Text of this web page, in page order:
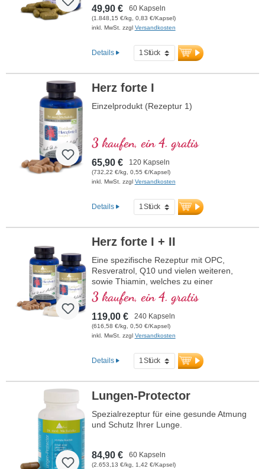
49,90 € 60 Kapseln
(1.848,15 €/kg, 0,83 €/Kapsel)
inkl. MwSt. zzgl Versandkosten
Details
Herz forte I
Einzelprodukt (Rezeptur 1)
3 kaufen, ein 4. gratis
65,90 € 120 Kapseln
(732,22 €/kg, 0,55 €/Kapsel)
inkl. MwSt. zzgl Versandkosten
Details
Herz forte I + II
Eine spezifische Rezeptur mit OPC,
Resveratrol, Q10 und vielen weiteren,
sowie Thiamin, welches zu einer
normalen Herzfunktion beiträgt. (Rezeptur
1 und Rezeptur 2)
3 kaufen, ein 4. gratis
119,00 € 240 Kapseln
(616,58 €/kg, 0,50 €/Kapsel)
inkl. MwSt. zzgl Versandkosten
Details
Lungen-Protector
Spezialrezeptur für eine gesunde Atmung
und Schutz Ihrer Lunge.
84,90 € 60 Kapseln
(2.653,13 €/kg, 1,42 €/Kapsel)